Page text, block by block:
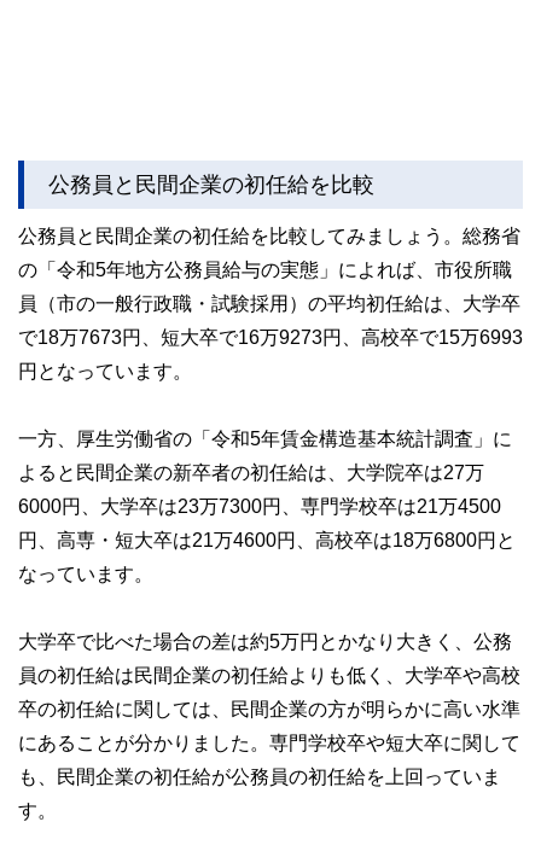
公務員と民間企業の初任給を比較
公務員と民間企業の初任給を比較してみましょう。総務省
の「令和5年地方公務員給与の実態」によれば、市役所職
員（市の一般行政職・試験採用）の平均初任給は、大学卒
で18万7673円、短大卒で16万9273円、高校卒で15万6993
円となっています。
一方、厚生労働省の「令和5年賃金構造基本統計調査」に
よると民間企業の新卒者の初任給は、大学院卒は27万
6000円、大学卒は23万7300円、専門学校卒は21万4500
円、高専・短大卒は21万4600円、高校卒は18万6800円と
なっています。
大学卒で比べた場合の差は約5万円とかなり大きく、公務
員の初任給は民間企業の初任給よりも低く、大学卒や高校
卒の初任給に関しては、民間企業の方が明らかに高い水準
にあることが分かりました。専門学校卒や短大卒に関して
も、民間企業の初任給が公務員の初任給を上回っていま
す。